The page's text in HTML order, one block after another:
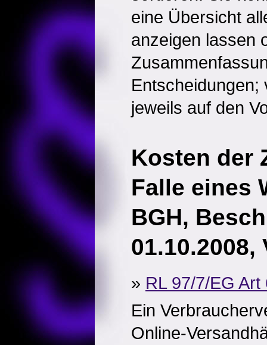
eine Übersicht
anzeigen lassen
Entscheidungen;
jeweils auf den
Kosten der
Falle eines
BGH,
01.10.2008,
» RL 97/7/EG Art
Ein
Online-